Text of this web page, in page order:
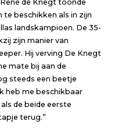
de Knegt toonde
beschikken als in zijn
landskampioen. De 35-
zijn manier van
Hij verving De Knegt
mate bij aan de
steeds een beetje
heb me beschikbaar
de beide eerste
terug.”